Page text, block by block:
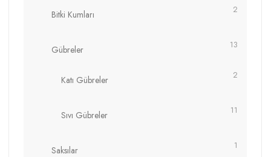
Bitki Kumları 2
Gübreler 13
Katı Gübreler 2
Sıvı Gübreler 11
Saksılar 1